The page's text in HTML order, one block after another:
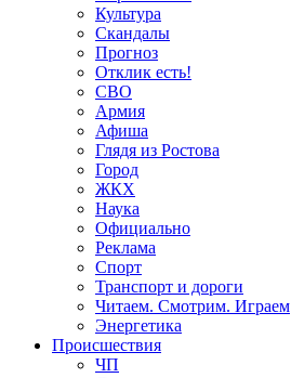
Культура
Скандалы
Прогноз
Отклик есть!
СВО
Армия
Афиша
Глядя из Ростова
Город
ЖКХ
Наука
Официально
Реклама
Спорт
Транспорт и дороги
Читаем. Смотрим. Играем
Энергетика
Происшествия
ЧП